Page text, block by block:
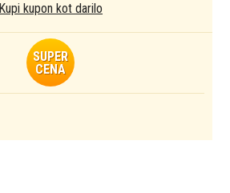
Kupi kupon kot darilo
SUPER
CENA